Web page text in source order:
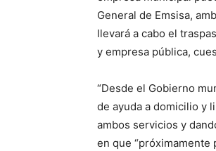
General de Emsisa,
llevará a cabo el
y empresa pública,
“Desde el Gobierno
de ayuda a domicilio y
ambos servicios y
en que “próximamente